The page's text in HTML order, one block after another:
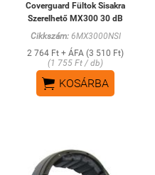
Coverguard Fültok Sisakra
Szerelhető MX300 30 dB
Cikkszám:6MX3000NSI
2 764 Ft + ÁFA (3 510 Ft)
(1 755 Ft / db)
 KOSÁRBA